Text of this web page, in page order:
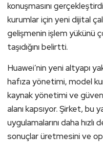
konuşmasını
kurumlar için yeni dijital
gelişmenin işlem yükünü
taşıdığını belirtti.
Huawei’nin yeni altyapı
hafıza yönetimi, model
kaynak yönetimi ve
alanı kapsıyor. Şirket, bu
uygulamalarını daha hızlı
sonuçlar üretmesini ve